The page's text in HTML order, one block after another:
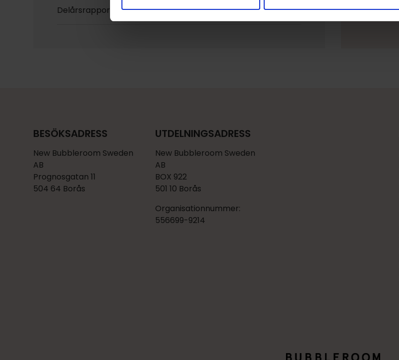
Delårsrapport januari-september 2026: 22 oktober 2026
BESÖKSADRESS
New Bubbleroom Sweden
AB
Prognosgatan 11
504 64 Borås
UTDELNINGS­ADRESS
New Bubbleroom Sweden
AB
BOX 922
501 10 Borås
Organisationnummer:
556699-9214